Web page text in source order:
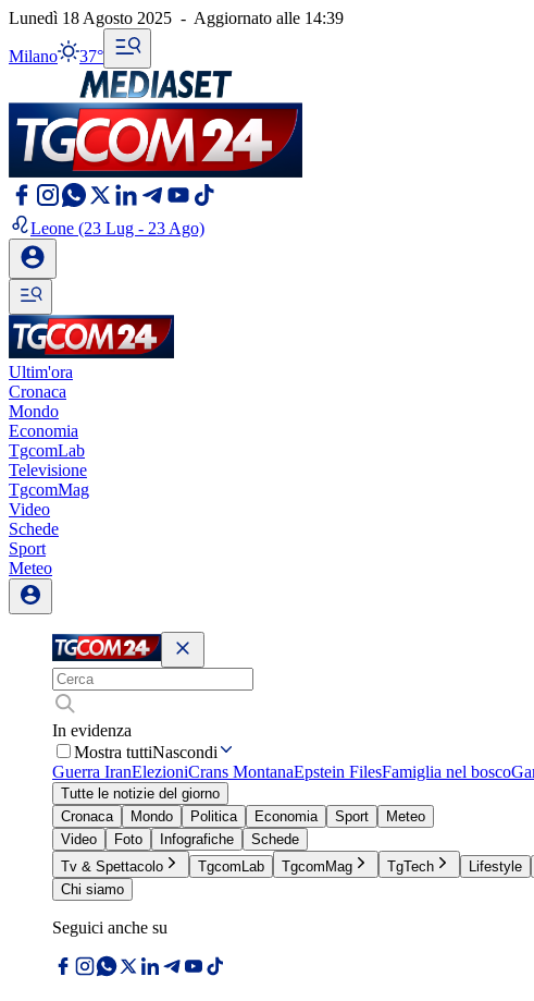
Lunedì 18 Agosto 2025 - Aggiornato alle 14:39
Milano 37°
Leone (23 Lug - 23 Ago)
Ultim'ora
Cronaca
Mondo
Economia
TgcomLab
Televisione
TgcomMag
Video
Schede
Sport
Meteo
In evidenza
Mostra tuttiNascondi
Guerra IranElezioniCrans MontanaEpstein FilesFamiglia nel bosco
Tutte le notizie del giorno
Cronaca
Mondo Politica Economia Sport
Meteo
Video
Foto Infografiche
Schede
Tv & Spettacolo
TgcomLab TgcomMag TgTech Lifestyle
Chi siamo
Seguici anche su